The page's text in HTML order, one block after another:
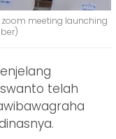
meeting launching
telah